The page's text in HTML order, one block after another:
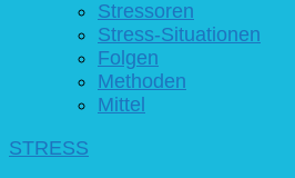
Stressoren
Stress-Situationen
Folgen
Methoden
Mittel
STRESS